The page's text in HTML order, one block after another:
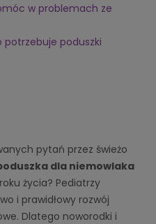
w problemach ze
potrzebuje poduszki
pytań przez świeżo
dla niemowlaka
życia? Pediatrzy
i prawidłowy rozwój
Dlatego noworodki i